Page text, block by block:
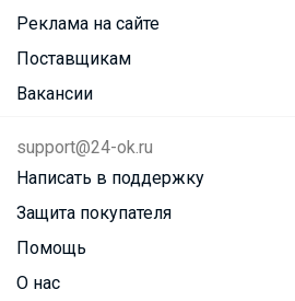
Реклама на сайте
Поставщикам
Вакансии
support@24-ok.ru
Написать в поддержку
Защита покупателя
Помощь
О нас